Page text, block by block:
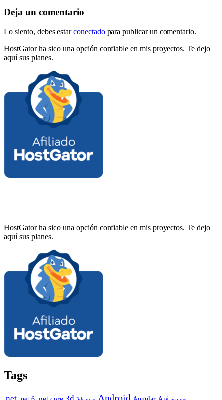
Deja un comentario
Lo siento, debes estarconectado para publicar un comentario.
HostGator ha sido una opción confiable en mis proyectos. Te dejo
aquí sus planes.
HostGator ha sido una opción confiable en mis proyectos. Te dejo
aquí sus planes.
Tags
.net Android